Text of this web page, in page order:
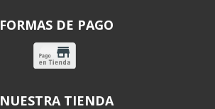
FORMAS DE PAGO
NUESTRA TIENDA